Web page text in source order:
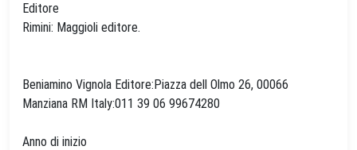
Editore
Rimini: Maggioli editore.
Beniamino Vignola Editore:Piazza dell Olmo 26, 00066
Anno di inizio